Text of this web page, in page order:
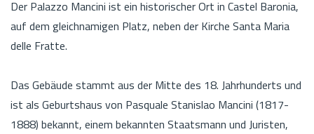
Der Palazzo Mancini ist ein historischer Ort in Castel Baronia,
auf dem gleichnamigen Platz, neben der Kirche Santa Maria
delle Fratte.
Das Gebäude stammt aus der Mitte des 18. Jahrhunderts und
ist als Geburtshaus von Pasquale Stanislao Mancini (1817-
1888) bekannt, einem bekannten Staatsmann und Juristen,